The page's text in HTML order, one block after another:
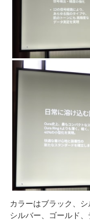
カラーはブラック、
シルバー、ゴールド